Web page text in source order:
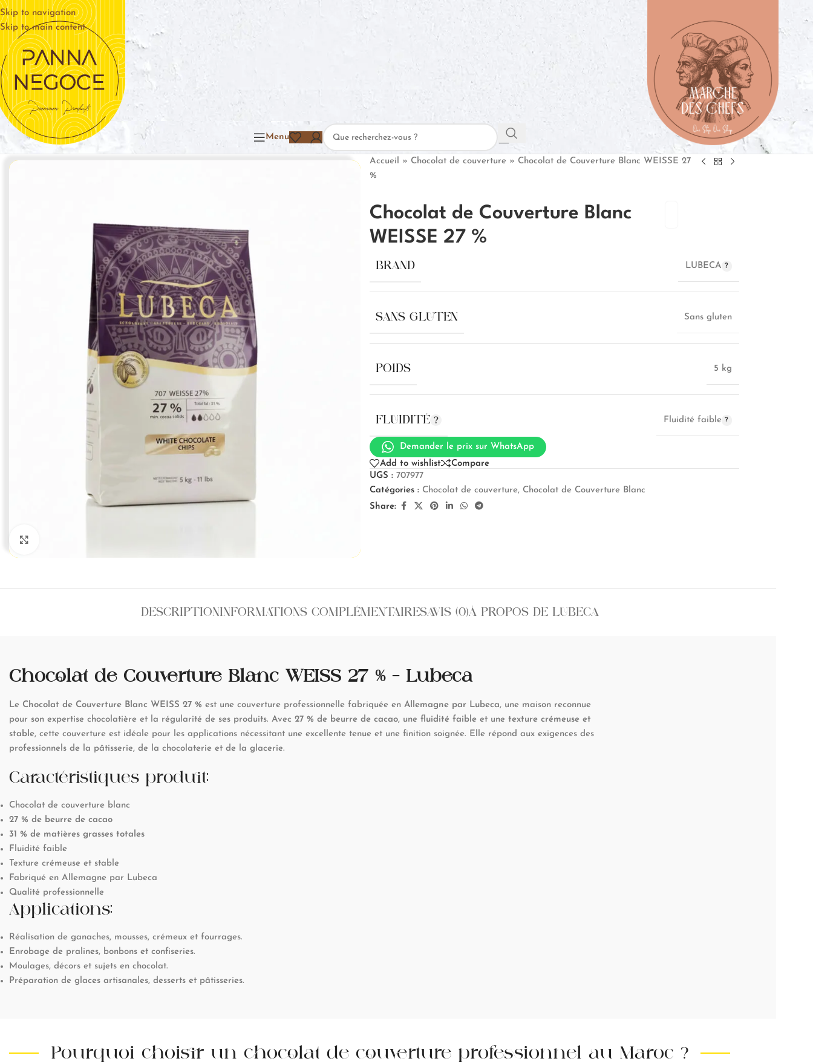
Skip to navigation
Skip to main content
Menu
Accueil » Chocolat de couverture » Chocolat de Couverture Blanc WEISSE 27
%
Chocolat de Couverture Blanc
WEISSE 27 %
BRAND LUBECA
SANS GLUTEN Sans gluten
POIDS 5 kg
FLUIDITÉ Fluidité faible
Demander le prix sur WhatsApp
Add to wishlist
Compare
UGS : 707977
Catégories : Chocolat de couverture, Chocolat de Couverture Blanc
Share:
DESCRIPTIONINFORMATIONS COMPLÉMENTAIRESAVIS (0)À PROPOS DE LUBECA
Chocolat de Couverture Blanc WEISS 27 % – Lubeca
Le Chocolat de Couverture Blanc WEISS 27 % est une couverture professionnelle fabriquée en Allemagne par Lubeca, une maison reconnue
pour son expertise chocolatière et la régularité de ses produits. Avec 27 % de beurre de cacao, une fluidité faible et une texture crémeuse et
stable, cette couverture est idéale pour les applications nécessitant une excellente tenue et une finition soignée. Elle répond aux exigences des
professionnels de la pâtisserie, de la chocolaterie et de la glacerie.
Caractéristiques produit:
Chocolat de couverture blanc
27 % de beurre de cacao
31 % de matières grasses totales
Fluidité faible
Texture crémeuse et stable
Fabriqué en Allemagne par Lubeca
Qualité professionnelle
Applications:
Réalisation de ganaches, mousses, crémeux et fourrages.
Enrobage de pralines, bonbons et confiseries.
Moulages, décors et sujets en chocolat.
Préparation de glaces artisanales, desserts et pâtisseries.
Pourquoi choisir un chocolat de couverture professionnel au Maroc ?